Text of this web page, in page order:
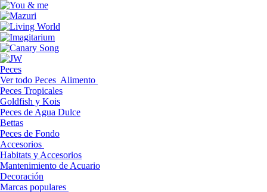
Peces
Ver todo Peces Alimento
Peces Tropicales
Goldfish y Kois
Peces de Agua Dulce
Bettas
Peces de Fondo
Accesorios
Habitats y Accesorios
Mantenimiento de Acuario
Decoración
Marcas populares